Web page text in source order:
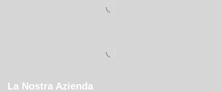
La Nostra Azienda